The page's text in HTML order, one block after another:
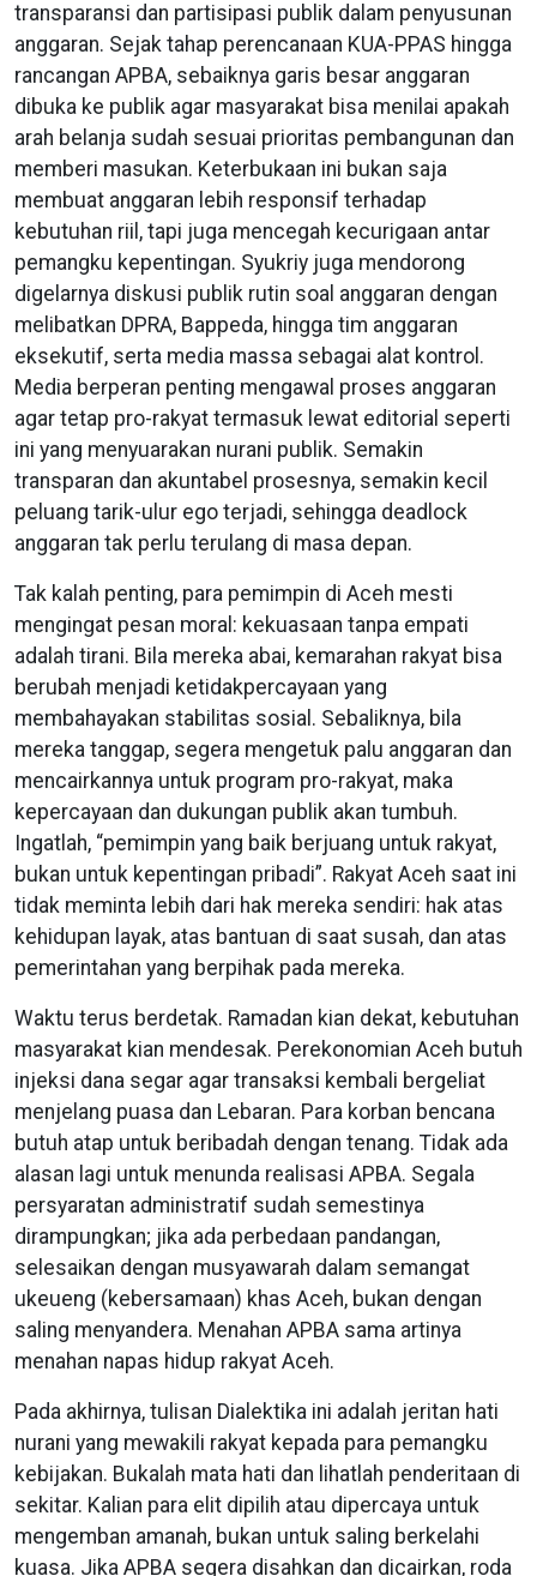
transparansi dan partisipasi publik dalam penyusunan
anggaran. Sejak tahap perencanaan KUA-PPAS hingga
rancangan APBA, sebaiknya garis besar anggaran
dibuka ke publik agar masyarakat bisa menilai apakah
arah belanja sudah sesuai prioritas pembangunan dan
memberi masukan. Keterbukaan ini bukan saja
membuat anggaran lebih responsif terhadap
kebutuhan riil, tapi juga mencegah kecurigaan antar
pemangku kepentingan. Syukriy juga mendorong
digelarnya diskusi publik rutin soal anggaran dengan
melibatkan DPRA, Bappeda, hingga tim anggaran
eksekutif, serta media massa sebagai alat kontrol.
Media berperan penting mengawal proses anggaran
agar tetap pro-rakyat termasuk lewat editorial seperti
ini yang menyuarakan nurani publik. Semakin
transparan dan akuntabel prosesnya, semakin kecil
peluang tarik-ulur ego terjadi, sehingga deadlock
anggaran tak perlu terulang di masa depan.
Tak kalah penting, para pemimpin di Aceh mesti
mengingat pesan moral: kekuasaan tanpa empati
adalah tirani. Bila mereka abai, kemarahan rakyat bisa
berubah menjadi ketidakpercayaan yang
membahayakan stabilitas sosial. Sebaliknya, bila
mereka tanggap, segera mengetuk palu anggaran dan
mencairkannya untuk program pro-rakyat, maka
kepercayaan dan dukungan publik akan tumbuh.
Ingatlah, “pemimpin yang baik berjuang untuk rakyat,
bukan untuk kepentingan pribadi”. Rakyat Aceh saat ini
tidak meminta lebih dari hak mereka sendiri: hak atas
kehidupan layak, atas bantuan di saat susah, dan atas
pemerintahan yang berpihak pada mereka.
Waktu terus berdetak. Ramadan kian dekat, kebutuhan
masyarakat kian mendesak. Perekonomian Aceh butuh
injeksi dana segar agar transaksi kembali bergeliat
menjelang puasa dan Lebaran. Para korban bencana
butuh atap untuk beribadah dengan tenang. Tidak ada
alasan lagi untuk menunda realisasi APBA. Segala
persyaratan administratif sudah semestinya
dirampungkan; jika ada perbedaan pandangan,
selesaikan dengan musyawarah dalam semangat
ukeueng (kebersamaan) khas Aceh, bukan dengan
saling menyandera. Menahan APBA sama artinya
menahan napas hidup rakyat Aceh.
Pada akhirnya, tulisan Dialektika ini adalah jeritan hati
nurani yang mewakili rakyat kepada para pemangku
kebijakan. Bukalah mata hati dan lihatlah penderitaan di
sekitar. Kalian para elit dipilih atau dipercaya untuk
mengemban amanah, bukan untuk saling berkelahi
kuasa. Jika APBA segera disahkan dan dicairkan, roda